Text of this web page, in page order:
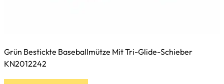
Grün Bestickte Baseballmütze Mit Tri-Glide-Schieber
KN2012242